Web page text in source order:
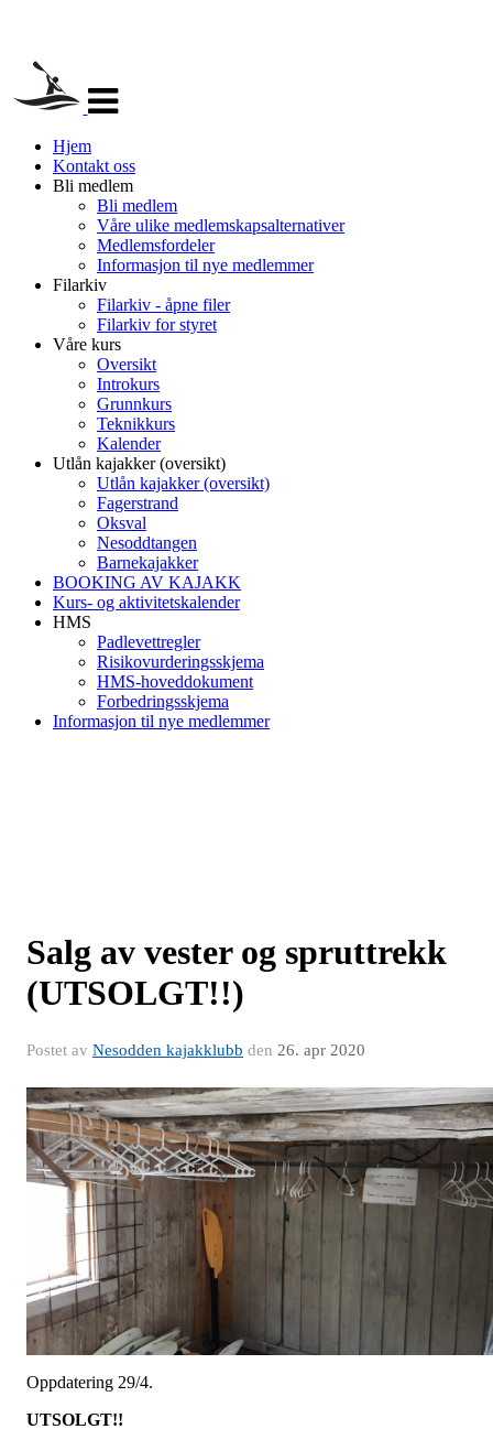
navigasjon
Hjem
Kontakt oss
Bli medlem
Bli medlem
Våre ulike medlemskapsalternativer
Medlemsfordeler
Informasjon til nye medlemmer
Filarkiv
Filarkiv - åpne filer
Filarkiv for styret
Våre kurs
Oversikt
Introkurs
Grunnkurs
Teknikkurs
Kalender
Utlån kajakker (oversikt)
Utlån kajakker (oversikt)
Fagerstrand
Oksval
Nesoddtangen
Barnekajakker
BOOKING AV KAJAKK
Kurs- og aktivitetskalender
HMS
Padlevettregler
Risikovurderingsskjema
HMS-hoveddokument
Forbedringsskjema
Informasjon til nye medlemmer
Salg av vester og spruttrekk
(UTSOLGT!!)
Postet av Nesodden kajakklubb den 26. apr 2020
Oppdatering 29/4.
UTSOLGT!!